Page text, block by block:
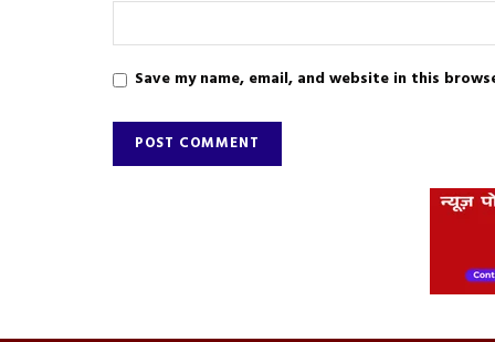
Save my name, email, and website in this